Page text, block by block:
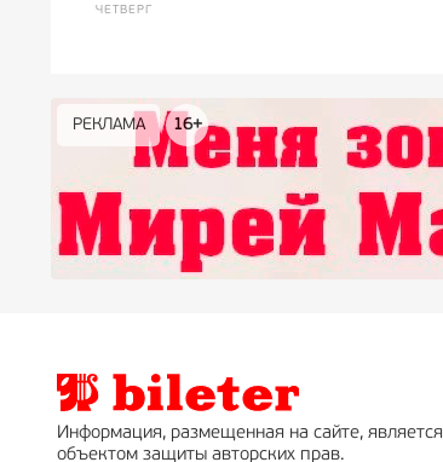
ЧЕТВЕРГ
РЕКЛАМА 16+
РЕКЛАМА 16+
РЕКЛАМА 12+
РЕКЛАМА
РЕКЛАМА 0+
РЕКЛАМА 18+
Информация, размещенная на сайте, является
объектом защиты авторских прав.